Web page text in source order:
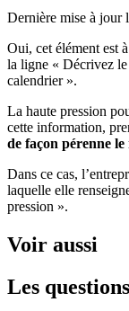
Dernière mise à jour
Oui, cet élément est à
la ligne « Décrivez
calendrier ».
La haute pression
cette information,
de façon pérenne le
Dans ce cas,
laquelle elle
pression ».
Voir aussi
Les